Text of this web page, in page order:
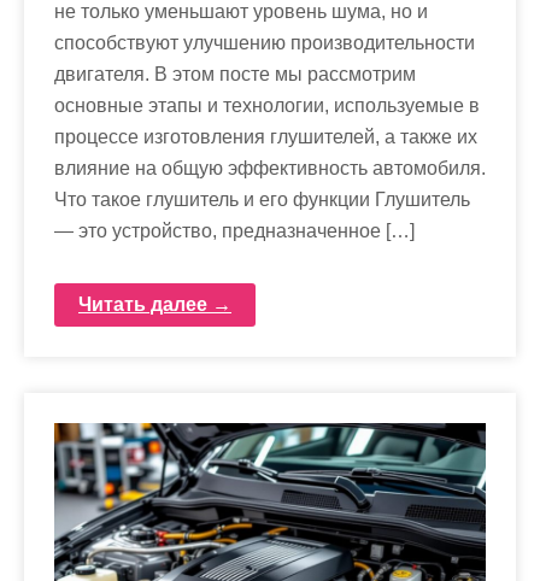
не только уменьшают уровень шума, но и
способствуют улучшению производительности
двигателя. В этом посте мы рассмотрим
основные этапы и технологии, используемые в
процессе изготовления глушителей, а также их
влияние на общую эффективность автомобиля.
Что такое глушитель и его функции Глушитель
— это устройство, предназначенное […]
Читать далее →